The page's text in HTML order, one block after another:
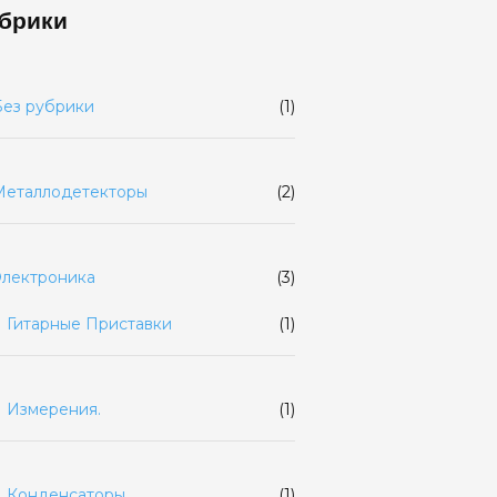
рубрики (1)
(2)
(3)
Гитарные Приставки (1)
Измерения. (1)